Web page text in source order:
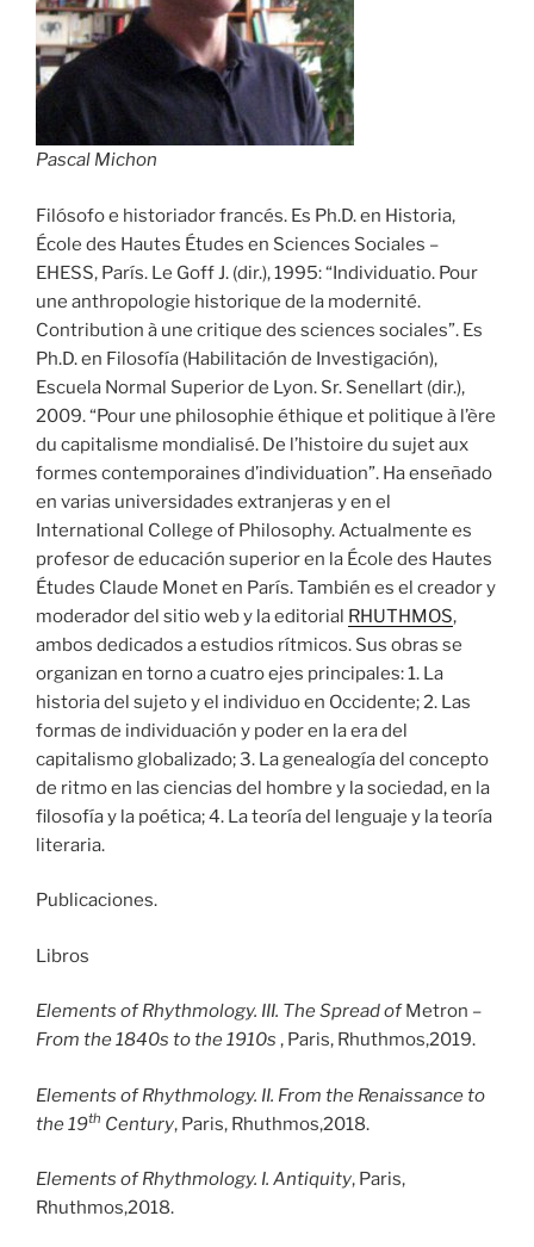
Pascal Michon
Filósofo e historiador francés. Es Ph.D. en Historia,
École des Hautes Études en Sciences Sociales –
EHESS, París. Le Goff J. (dir.), 1995: “Individuatio. Pour
une anthro­po­lo­gie histori­que de la modernité.
Contribution à une criti­que des sciences sociales”. Es
Ph.D. en Filosofía (Habilitación de Investigación),
Escuela Normal Superior de Lyon. Sr. Senellart (dir.),
2009. “Pour une philosophie éthique et politique à l’ère
du capitalisme mondialisé. De l’histoire du sujet aux
formes contemporaines d’individuation”. Ha enseñado
en varias universidades extranjeras y en el
International College of Philosophy. Actualmente es
profesor de educación superior en la École des Hautes
Études Claude Monet en París. También es el creador y
moderador del sitio web y la editorial RHUTHMOS,
ambos dedicados a estudios rítmicos. Sus obras se
organizan en torno a cuatro ejes principales: 1. La
historia del sujeto y el individuo en Occidente; 2. Las
formas de individuación y poder en la era del
capitalismo globalizado; 3. La genealogía del concepto
de ritmo en las ciencias del hombre y la sociedad, en la
filosofía y la poética; 4. La teoría del lenguaje y la teoría
literaria.
Publicaciones.
Libros
Elements of Rhythmology. III. The Spread ofMetron –
From the 1840s to the 1910s , Paris, Rhuthmos,2019.
Elements of Rhythmology. II. From the Renaissance to
the 19th Century, Paris, Rhuthmos,2018.
Elements of Rhythmology. I. Antiquity, Paris,
Rhuthmos,2018.